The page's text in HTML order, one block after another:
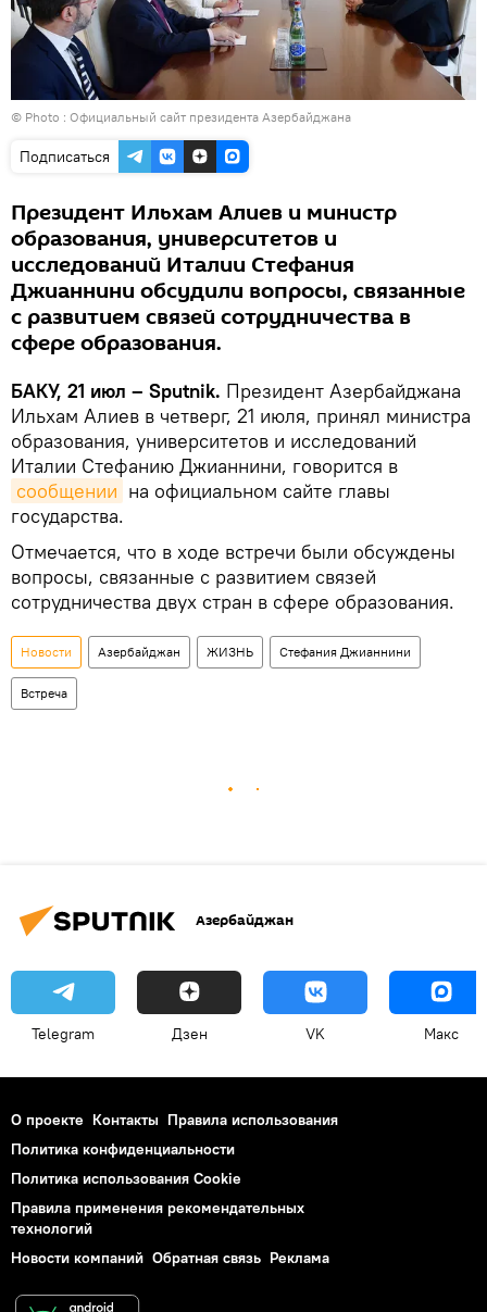
© Photo : Официальный сайт президента Азербайджана
Подписаться
Президент Ильхам Алиев и министр
образования, университетов и
исследований Италии Стефания
Джианнини обсудили вопросы, связанные
с развитием связей сотрудничества в
сфере образования.
БАКУ, 21 июл – Sputnik. Президент Азербайджана
Ильхам Алиев в четверг, 21 июля, принял министра
образования, университетов и исследований
Италии Стефанию Джианнини, говорится в
сообщении на официальном сайте главы
государства.
Отмечается, что в ходе встречи были обсуждены
вопросы, связанные с развитием связей
сотрудничества двух стран в сфере образования.
Новости Азербайджан ЖИЗНЬ Стефания Джианнини
Встреча
Азербайджан
Telegram Дзен VK Макс
О проекте Контакты Правила использования
Политика конфиденциальности
Политика использования Cookie
Правила применения рекомендательных
технологий
Новости компаний Обратная связь Реклама